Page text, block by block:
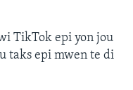
TikTok epi yon jou
taks epi mwen te di